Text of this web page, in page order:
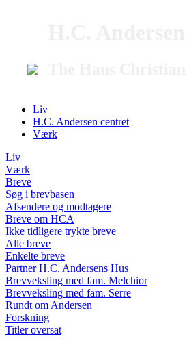
Liv
H.C. Andersen centret
Værk
Liv
Værk
Breve
Søg i brevbasen
Afsendere og modtagere
Breve om HCA
Ikke tidligere trykte breve
Alle breve
Enkelte breve
Partner H.C. Andersens Hus
Brevveksling med fam. Melchior
Brevveksling med fam. Serre
Rundt om Andersen
Forskning
Titler oversat